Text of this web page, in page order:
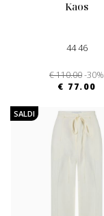
kaos
44 46
€ 110.00-30%
€ 77.00
SALDI